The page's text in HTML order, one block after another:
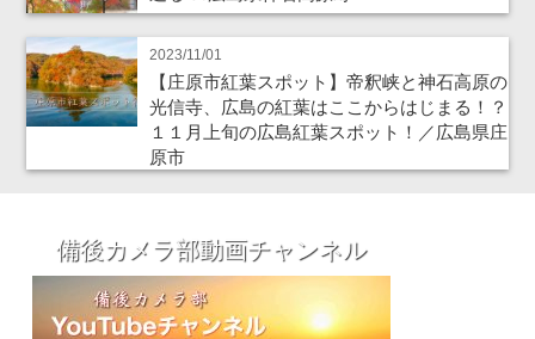
2023/11/01
【庄原市紅葉スポット】帝釈峡と神石高原の
光信寺、広島の紅葉はここからはじまる！？
１１月上旬の広島紅葉スポット！／広島県庄
原市
備後カメラ部動画チャンネル